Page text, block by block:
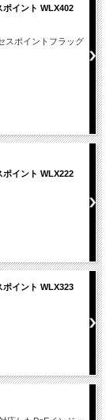
ポイント WLX402
スポイントフラッグ
ポイント WLX222
ポイント WLX323